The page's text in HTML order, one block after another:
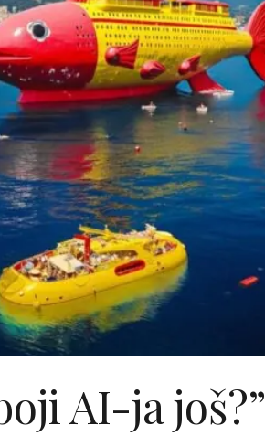
AI-ja još?”